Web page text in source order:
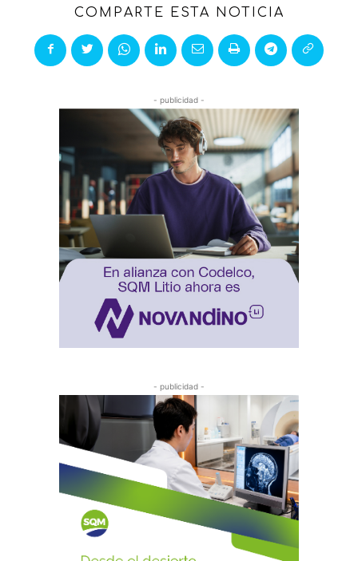
COMPARTE ESTA NOTICIA
- publicidad -
- publicidad -